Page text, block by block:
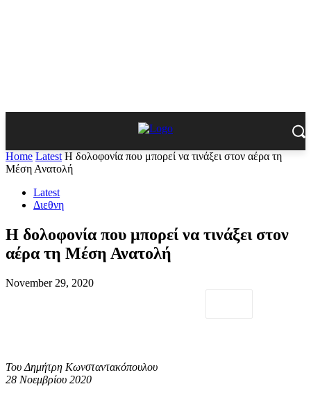
Home Latest Η δολοφονία που μπορεί να τινάξει στον αέρα τη
Μέση Ανατολή
Latest
Διεθνη
Η δολοφονία που μπορεί να τινάξει στον
αέρα τη Μέση Ανατολή
November 29, 2020
Του Δημήτρη Κωνσταντακόπουλου
28 Νοεμβρίου 2020